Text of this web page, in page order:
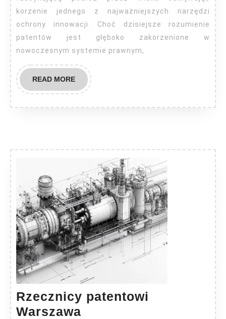
korzenie jednego z najważniejszych narzędzi
ochrony innowacji. Choć dzisiejsze rozumienie
patentów jest głęboko zakorzenione w
nowoczesnym systemie prawnym,
READ MOREREAD
MORE
Rzecznicy patentowi
Warszawa